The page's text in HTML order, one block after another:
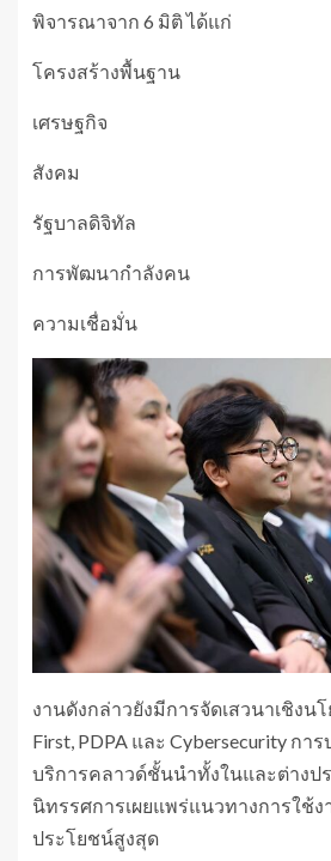
พิจารณาจาก 6 มิติ ได้แก่
โครงสร้างพื้นฐาน
เศรษฐกิจ
สังคม
รัฐบาลดิจิทัล
การพัฒนากำลังคน
ความเชื่อมั่น
งานดังกล่าวยังมีการจัดเสวนาเชิงน
First, PDPA และ Cybersecurity กา
บริการคลาวด์ชั้นนำทั้งในและต่างป
นิทรรศการเผยแพร่แนวทางการใช้ง
ประโยชน์สูงสุด